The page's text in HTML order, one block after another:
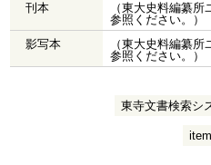
刊本
（東大史料編纂
参照ください。）
影写本
（東大史料編纂
参照ください。）
東寺文書検索シ